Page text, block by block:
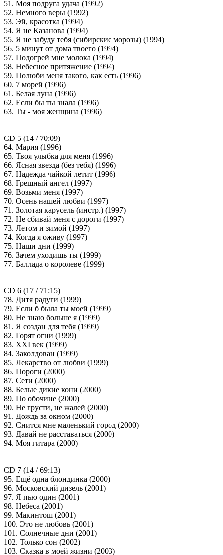
51. Моя подруга удача (1992)
52. Немного веры (1992)
53. Эй, красотка (1994)
54. Я не Казанова (1994)
55. Я не забуду тебя (сибирские морозы) (1994)
56. 5 минут от дома твоего (1994)
57. Подогрей мне молока (1994)
58. Небесное притяжение (1994)
59. Полюби меня такого, как есть (1996)
60. 7 морей (1996)
61. Белая луна (1996)
62. Если бы ты знала (1996)
63. Ты - моя женщина (1996)
CD 5 (14 / 70:09)
64. Мария (1996)
65. Твоя улыбка для меня (1996)
66. Ясная звезда (без тебя) (1996)
67. Надежда чайкой летит (1996)
68. Грешный ангел (1997)
69. Возьми меня (1997)
70. Осень нашей любви (1997)
71. Золотая карусель (инстр.) (1997)
72. Не сбивай меня с дороги (1997)
73. Летом и зимой (1997)
74. Когда я оживу (1997)
75. Наши дни (1999)
76. Зачем уходишь ты (1999)
77. Баллада о королеве (1999)
CD 6 (17 / 71:15)
78. Дитя радуги (1999)
79. Если б была ты моей (1999)
80. Не знаю больше я (1999)
81. Я создан для тебя (1999)
82. Горят огни (1999)
83. XXI век (1999)
84. Заколдован (1999)
85. Лекарство от любви (1999)
86. Пороги (2000)
87. Сети (2000)
88. Белые дикие кони (2000)
89. По обочине (2000)
90. Не грусти, не жалей (2000)
91. Дождь за окном (2000)
92. Снится мне маленький город (2000)
93. Давай не расставаться (2000)
94. Моя гитара (2000)
CD 7 (14 / 69:13)
95. Ещё одна блондинка (2000)
96. Московский дизель (2001)
97. Я пью один (2001)
98. Небеса (2001)
99. Макинтош (2001)
100. Это не любовь (2001)
101. Солнечные дни (2001)
102. Только сон (2002)
103. Сказка в моей жизни (2003)